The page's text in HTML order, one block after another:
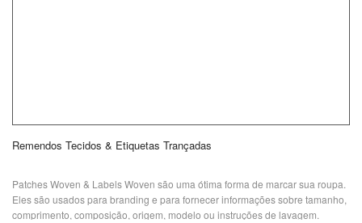
Remendos Tecidos & Etiquetas Trançadas
Patches Woven & Labels Woven são uma ótima forma de marcar sua roupa.
Eles são usados para branding e para fornecer informações sobre tamanho,
comprimento, composição, origem, modelo ou instruções de lavagem.